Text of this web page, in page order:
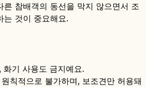
른 참배객의 동선을 막지 않으면서 조
는 것이 중요해요.
기 사용도 금지예요.
칙적으로 불가하며, 보조견만 허용돼